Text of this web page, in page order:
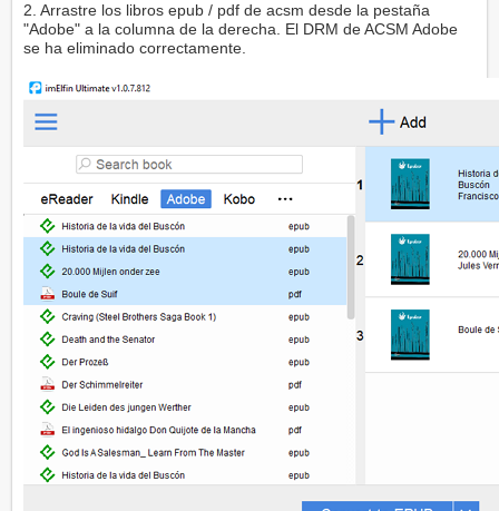
2. Arrastre los libros epub / pdf de acsm desde la pestaña
"Adobe" a la columna de la derecha. El DRM de ACSM Adobe
se ha eliminado correctamente.